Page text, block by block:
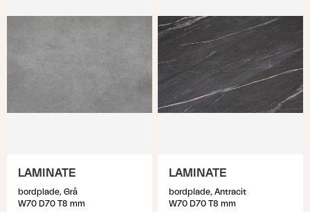
LAMINATE
bordplade, Grå
W70 D70 T8 mm
LAMINATE
bordplade, Antracit
W70 D70 T8 mm